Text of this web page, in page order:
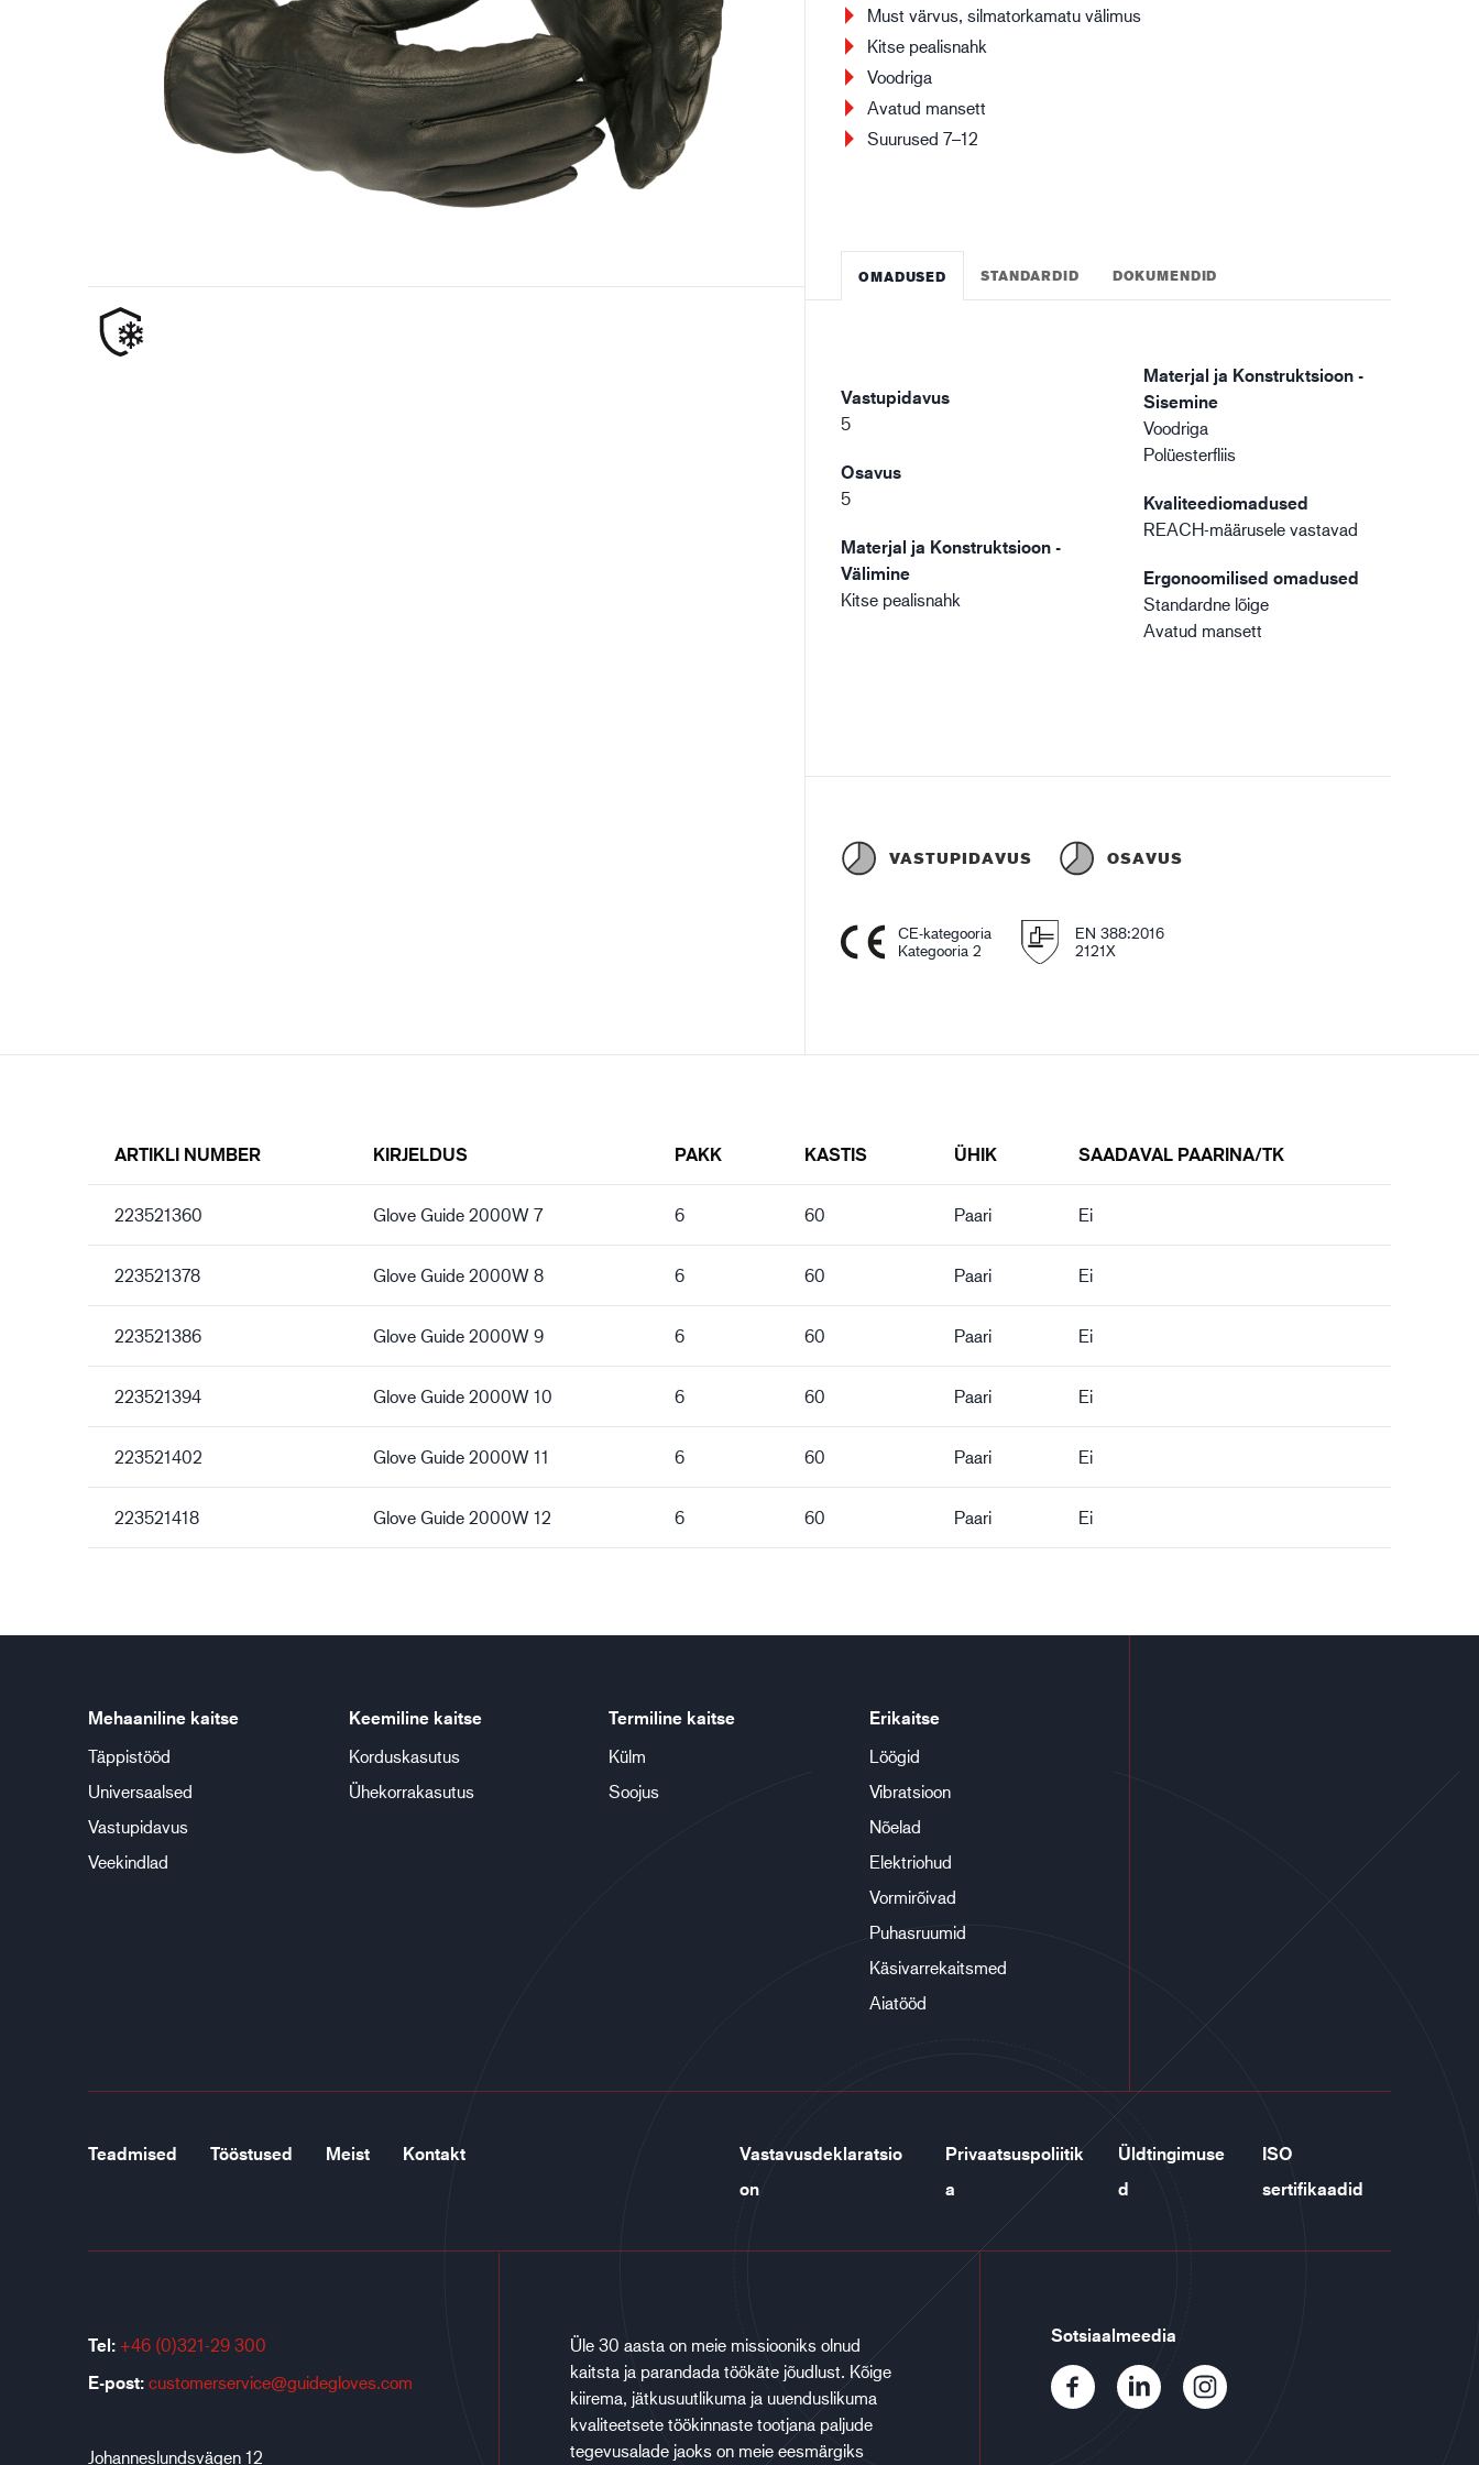
Nafta- ja gaasitööstus Ehitustööstus Logistika
Must värvus, silmatorkamatu välimus
Kitse pealisnahk
Voodriga
Avatud mansett
Suurused 7–12
OMADUSED STANDARDID DOKUMENDID
Vastupidavus
5
Osavus
5
Materjal ja Konstruktsioon -
Välimine
Kitse pealisnahk
Materjal ja Konstruktsioon -
Sisemine
Voodriga
Polüesterfliis
Kvaliteediomadused
REACH-määrusele vastavad
Ergonoomilised omadused
Standardne lõige
Avatud mansett
VASTUPIDAVUS OSAVUS
CE-kategooria
Kategooria 2
EN 388:2016
2121X
ARTIKLI NUMBER KIRJELDUS PAKK KASTIS ÜHIK SAADAVAL PAARINA/TK
223521360 Glove Guide 2000W 7 6 60 Paari Ei
223521378 Glove Guide 2000W 8 6 60 Paari Ei
223521386 Glove Guide 2000W 9 6 60 Paari Ei
223521394 Glove Guide 2000W 10 6 60 Paari Ei
223521402 Glove Guide 2000W 11 6 60 Paari Ei
223521418 Glove Guide 2000W 12 6 60 Paari Ei
Mehaaniline kaitse
Täppistööd
Universaalsed
Vastupidavus
Veekindlad
Keemiline kaitse
Korduskasutus
Ühekorrakasutus
Termiline kaitse
Külm
Soojus
Erikaitse
Löögid
Vibratsioon
Nõelad
Elektriohud
Vormirõivad
Puhasruumid
Käsivarrekaitsmed
Aiatööd
Teadmised Tööstused Meist Kontakt
Vastavusdeklaratsio
on
Privaatsuspoliitik
a
Üldtingimuse
d
ISO
sertifikaadid
Tel: +46 (0)321-29 300
E-post: customerservice@guidegloves.com
Johanneslundsvägen 12
Üle 30 aasta on meie missiooniks olnud
kaitsta ja parandada töökäte jõudlust. Kõige
kiirema, jätkusuutlikuma ja uuenduslikuma
kvaliteetsete töökinnaste tootjana paljude
tegevusalade jaoks on meie eesmärgiks
Sotsiaalmeedia